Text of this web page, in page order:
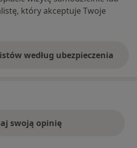
który akceptuje Twoje
według ubezpieczenia
swoją opinię